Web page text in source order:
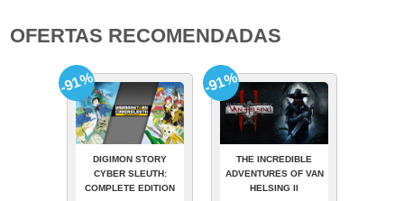
OFERTAS RECOMENDADAS
DIGIMON STORY
CYBER SLEUTH:
COMPLETE EDITION
-91%
THE INCREDIBLE
ADVENTURES OF VAN
HELSING II
-91%